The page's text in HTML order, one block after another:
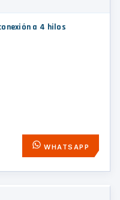
a 4 hilos
WHATSAPP